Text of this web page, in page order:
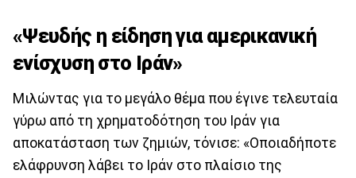
«Ψευδής η είδηση για αμερικανική
ενίσχυση στο Ιράν»
Μιλώντας για το μεγάλο θέμα που έγινε τελευταία
γύρω από τη χρηματοδότηση του Ιράν για
αποκατάσταση των ζημιών, τόνισε: «Οποιαδήποτε
ελάφρυνση λάβει το Ιράν στο πλαίσιο της